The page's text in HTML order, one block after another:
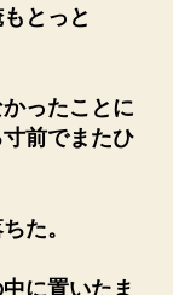
とっと
ったことに
前でまたひ
た。
に置いたま